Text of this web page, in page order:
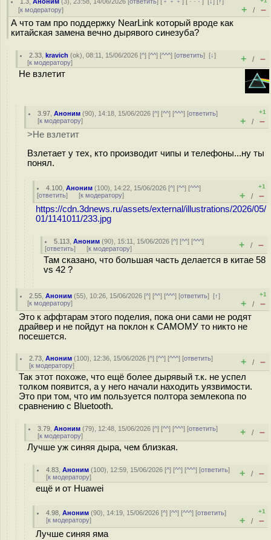
[к модератору] + / –
А что там про поддержку NearLink который вроде как
китайская замена вечно дырявого синезуба?
2.33 ,kravich (ok), 08:11, 15/06/2026 [^] [^^] [^^^] [ответить][↓]
[к модератору] + / –
Не взлетит
3.97 ,Аноним (90), 14:18, 15/06/2026 [^] [^^] [^^^] [ответить]
[к модератору]
+1
+ / –
>Не взлетит
Взлетает у тех, кто производит чипы и телефоны...ну ты
понял.
4.100 ,Аноним (100), 14:22, 15/06/2026 [^] [^^] [^^^]
[ответить] [к модератору]
+1
+ / –
https://cdn.3dnews.ru/assets/external/illustrations/2026/05/
01/1141011/233.jpg
5.113 ,Аноним (90), 15:11, 15/06/2026 [^] [^^] [^^^]
[ответить] [к модератору] + / –
Там сказано, что большая часть делается в китае 58
vs 42 ?
2.55 ,Аноним (55), 10:26, 15/06/2026 [^] [^^] [^^^] [ответить][↑]
[к модератору]
+1
+ / –
Это к аффтарам этого поделия, пока они сами не родят
драйвер и не пойдут на поклон к САМОМУ то никто не
посешется.
2.73 ,Аноним (100), 12:36, 15/06/2026 [^] [^^] [^^^] [ответить]
[к модератору] + / –
Так этот похоже, что ещё более дырявый т.к. не успел
толком появится, а у него начали находить уязвимости.
Это при том, что им пользуется полтора землекопа по
сравнению с Bluetooth.
3.79 ,Аноним (79), 12:48, 15/06/2026 [^] [^^] [^^^] [ответить]
[к модератору] + / –
Лучше уж синяя дыра, чем близкая.
4.83 ,Аноним (100), 12:59, 15/06/2026 [^] [^^] [^^^] [ответить]
[к модератору] + / –
ещё и от Huawei
4.98 ,Аноним (90), 14:19, 15/06/2026 [^] [^^] [^^^] [ответить]
[к модератору]
+1
+ / –
Лучше синяя яма